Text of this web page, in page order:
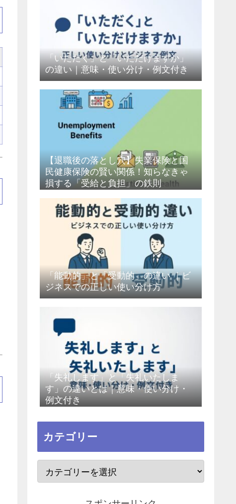
「いただく」と「いただけますか」
の違い｜意味・使い分け・例文付き
【退職後の落とし穴】失業保険と国
民健康保険の賢い関係！知らなきゃ
損する「受給と負担」の鉄則
「能動的」と「受動的」の違い ｜ビ
ジネスでの正しい使い分け方
「失礼します」と「失礼いたしま
す」の違いとは｜意味・使い分け・
例文付き
カテゴリー